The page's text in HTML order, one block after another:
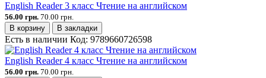
English Reader 3 класс Чтение на английском
56.00 грн. 70.00 грн.
В корзину
В закладки
Есть в наличии Код: 9789660726598
English Reader 4 класс Чтение на английском
56.00 грн. 70.00 грн.